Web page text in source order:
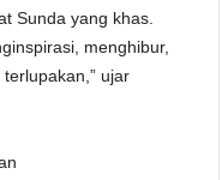
Sunda yang khas.
menghibur,
ujar